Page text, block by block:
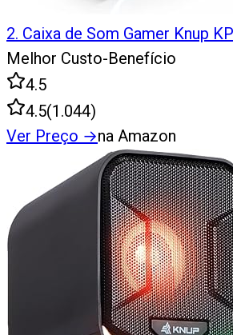
2. Caixa de Som Gamer Knup
Melhor Custo-Benefício
4.5
4.5(1.044)
Ver Preço →na Amazon